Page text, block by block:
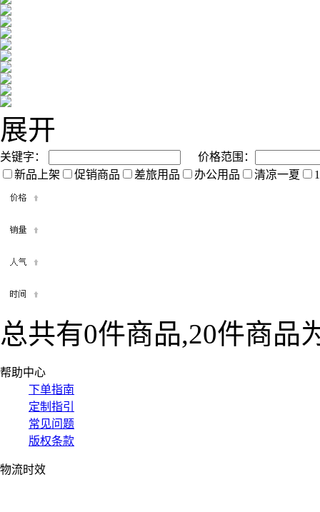
展开
关键字：
价格范围：
新品上架
促销商品 差旅用品 办公用品 清凉一夏
总共有0件商品,20件商品
帮助中心
下单指南
定制指引
常见问题
版权条款
物流时效